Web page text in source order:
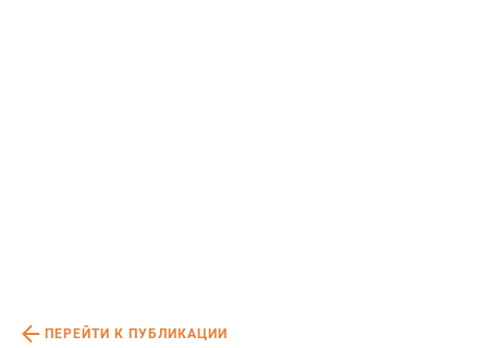
ПЕРЕЙТИ К ПУБЛИКАЦИИ